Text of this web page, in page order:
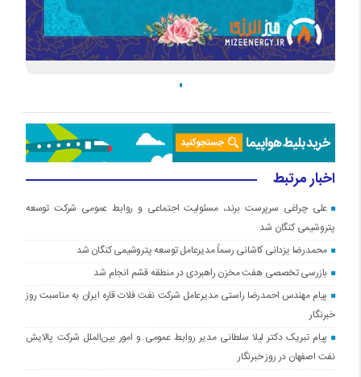
اخبار مرتبط
علی چراغی سرپرست برند، مسئولیت اجتماعی و روابط عمومی شرکت توسعه
پتروشیمی کنگان شد
محمدرضا یزدانی کاشانی رسماً مدیرعامل توسعه پتروشیمی کنگان شد
بازرسی تخصصی هفت مخزن راهبردی در منطقه قشم انجام شد
پیام مهندس احمدرضا راستی مدیرعامل شرکت نفت فلات قاره ایران به مناسبت روز
خبرنگار
پیام تبریک دکتر لیلا سلطانی مدیر روابط عمومی و امور بین‌الملل شرکت پالایش
نفت اصفهان در روز خبرنگار